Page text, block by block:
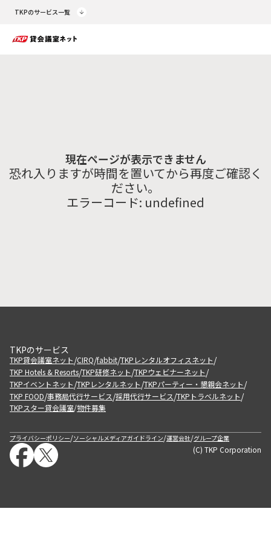
TKPのサービス一覧
現在ページが表示できません
恐れ入りますが時間を置いてから再度ご確認く
ださい。
エラーコード: undefined
TKPのサービス
TKP貸会議室ネット/CIRQ/fabbit/TKPレンタルオフィスネット/
TKP Hotels & Resorts/TKP研修ネット/TKPウェビナーネット/
TKPイベントネット/TKPレンタルネット/TKPパーティー・懇親会ネット/
TKP FOOD/事務局代行サービス/採用代行サービス/TKPトラベルネット/
TKPスター貸会議室/物件募集
プライバシーポリシー/ソーシャルメディアガイドライン/運営会社/グループ企業
(C) TKP Corporation